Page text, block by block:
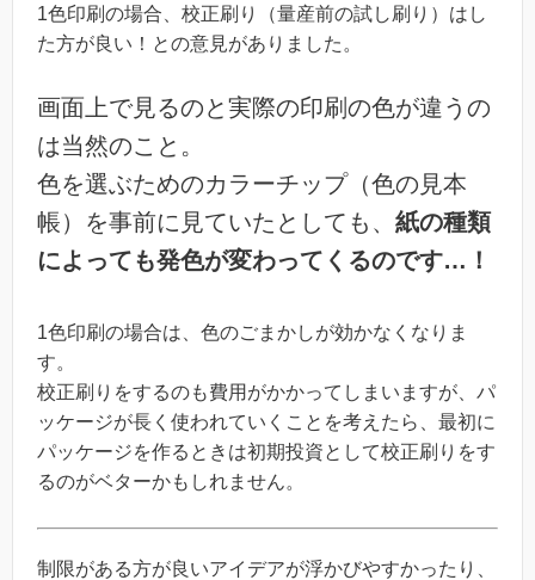
1色印刷の場合、校正刷り（量産前の試し刷り）はし
た方が良い！との意見がありました。
画面上で見るのと実際の印刷の色が違うの
は当然のこと。
色を選ぶためのカラーチップ（色の見本
帳）を事前に見ていたとしても、 紙の種類
によっても発色が変わってくるのです…！
1色印刷の場合は、色のごまかしが効かなくなりま
す。
校正刷りをするのも費用がかかってしまいますが、パ
ッケージが長く使われていくことを考えたら、最初に
パッケージを作るときは初期投資として校正刷りをす
るのがベターかもしれません。
制限がある方が良いアイデアが浮かびやすかったり、